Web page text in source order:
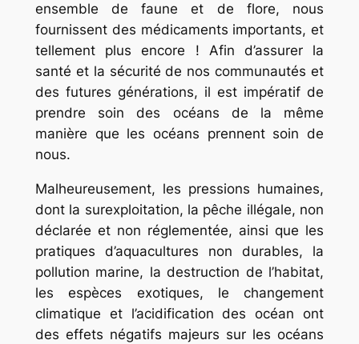
ensemble de faune et de flore, nous
fournissent des médicaments importants, et
tellement plus encore ! Afin d’assurer la
santé et la sécurité de nos communautés et
des futures générations, il est impératif de
prendre soin des océans de la même
manière que les océans prennent soin de
nous.
Malheureusement, les pressions humaines,
dont la surexploitation, la pêche illégale, non
déclarée et non réglementée, ainsi que les
pratiques d’aquacultures non durables, la
pollution marine, la destruction de l’habitat,
les espèces exotiques, le changement
climatique et l’acidification des océan ont
des effets négatifs majeurs sur les océans